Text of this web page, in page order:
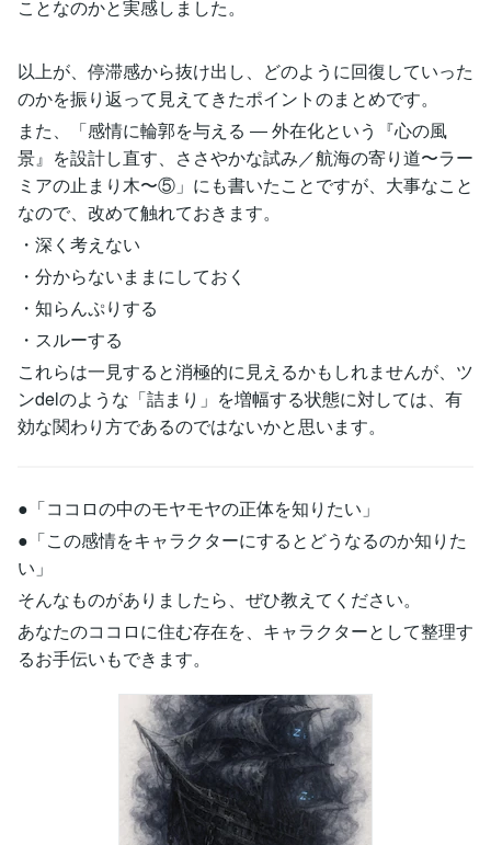
ことなのかと実感しました。
以上が、停滞感から抜け出し、どのように回復していった
のかを振り返って見えてきたポイントのまとめです。
また、「感情に輪郭を与える ― 外在化という『心の風
景』を設計し直す、ささやかな試み／航海の寄り道〜ラー
ミアの止まり木〜⑤」にも書いたことですが、大事なこと
なので、改めて触れておきます。
・深く考えない
・分からないままにしておく
・知らんぷりする
・スルーする
これらは一見すると消極的に見えるかもしれませんが、ツ
ンdelのような「詰まり」を増幅する状態に対しては、有
効な関わり方であるのではないかと思います。
●「ココロの中のモヤモヤの正体を知りたい」
●「この感情をキャラクターにするとどうなるのか知りた
い」
そんなものがありましたら、ぜひ教えてください。
あなたのココロに住む存在を、キャラクターとして整理す
るお手伝いもできます。